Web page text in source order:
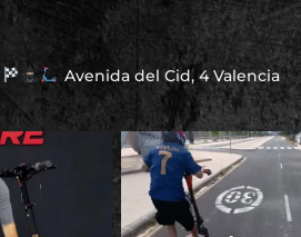
Avenida del Cid, 4 Valencia